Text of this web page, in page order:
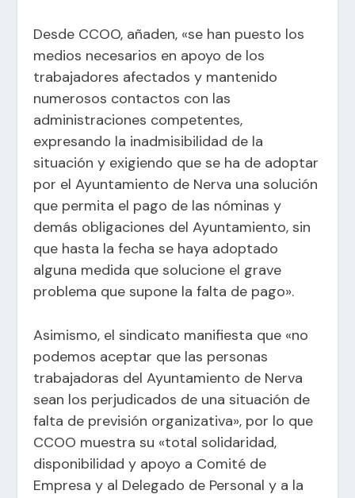
Desde CCOO, añaden, «se han puesto los
medios necesarios en apoyo de los
trabajadores afectados y mantenido
numerosos contactos con las
administraciones competentes,
expresando la inadmisibilidad de la
situación y exigiendo que se ha de adoptar
por el Ayuntamiento de Nerva una solución
que permita el pago de las nóminas y
demás obligaciones del Ayuntamiento, sin
que hasta la fecha se haya adoptado
alguna medida que solucione el grave
problema que supone la falta de pago».
Asimismo, el sindicato manifiesta que «no
podemos aceptar que las personas
trabajadoras del Ayuntamiento de Nerva
sean los perjudicados de una situación de
falta de previsión organizativa», por lo que
CCOO muestra su «total solidaridad,
disponibilidad y apoyo a Comité de
Empresa y al Delegado de Personal y a la